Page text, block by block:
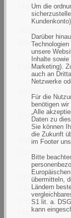
Um die
Darüber
unsere
Inhalte
Marketing).
auch an
Netzwerke
Für die
benötigen
„Alle
Daten zu
Sie können
die Zukunft
im Footer
Bitte
übermitteln,
Ländern
S1 lit. a.
kann
Eine
XML-
Unterstütze
Code 128,
2-of-5,
Plessey,